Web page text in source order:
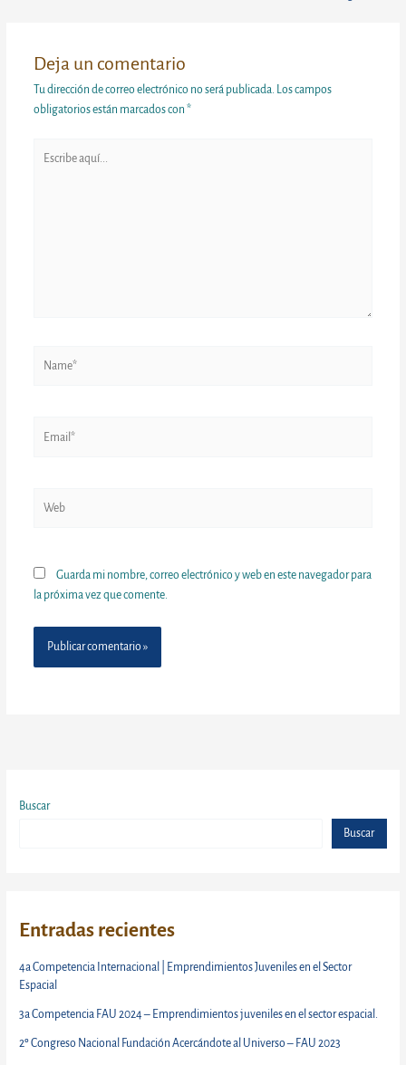
Buscar
Buscar
Entradas recientes
4a Competencia Internacional | Emprendimientos Juveniles en el Sector
Espacial
3a Competencia FAU 2024 – Emprendimientos juveniles en el sector espacial.
2º Congreso Nacional Fundación Acercándote al Universo – FAU 2023
Deja un comentario
Tu dirección de correo electrónico no será publicada. Los campos
obligatorios están marcados con *
Guarda mi nombre, correo electrónico y web en este navegador para
la próxima vez que comente.